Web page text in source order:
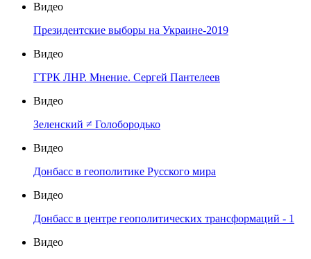
Видео
Президентские выборы на Украине-2019
Видео
ГТРК ЛНР. Мнение. Сергей Пантелеев
Видео
Зеленский ≠ Голобородько
Видео
Донбасс в геополитике Русского мира
Видео
Донбасс в центре геополитических трансформаций - 1
Видео